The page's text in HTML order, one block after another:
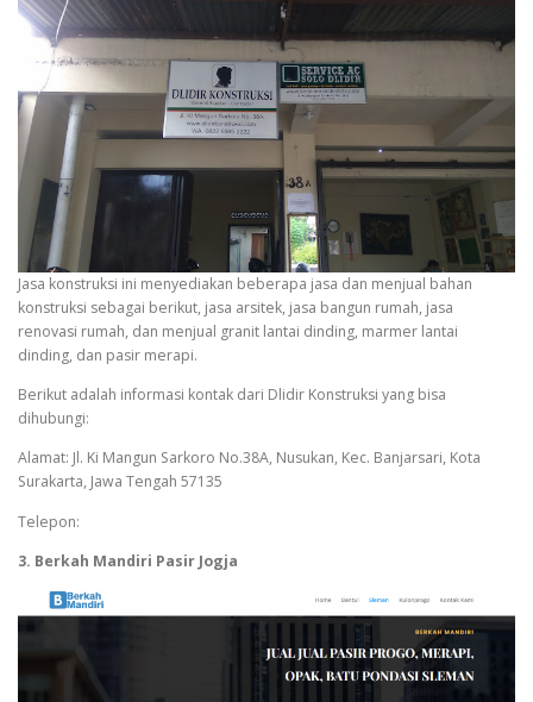
Jasa konstruksi ini menyediakan beberapa jasa dan menjual bahan
konstruksi sebagai berikut, jasa arsitek, jasa bangun rumah, jasa
renovasi rumah, dan menjual granit lantai dinding, marmer lantai
dinding, dan pasir merapi.
Berikut adalah informasi kontak dari Dlidir Konstruksi yang bisa
dihubungi:
Alamat: Jl. Ki Mangun Sarkoro No.38A, Nusukan, Kec. Banjarsari, Kota
Surakarta, Jawa Tengah 57135
Telepon:
3. Berkah Mandiri Pasir Jogja